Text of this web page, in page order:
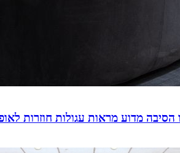
מדוע מראות עגולות חוזרות